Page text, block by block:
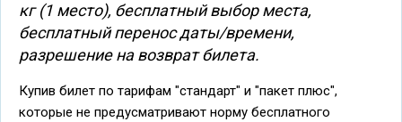
кг (1 место), бесплатный выбор места,
бесплатный перенос даты/времени,
разрешение на возврат билета.
Купив билет по тарифам "стандарт" и "пакет плюс",
которые не предусматривают норму бесплатного